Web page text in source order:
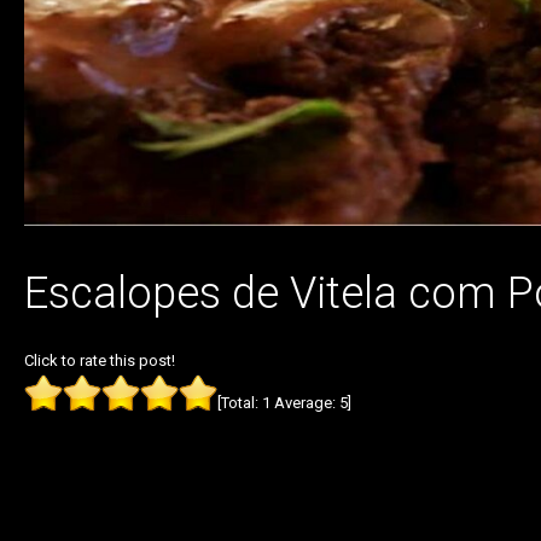
Escalopes de Vitela com
Click to rate this post!
[Total: 1 Average: 5